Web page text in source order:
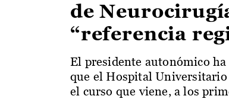
de
“referencia
El presidente autonómico
que el Hospital Universitario
el curso que viene, a los